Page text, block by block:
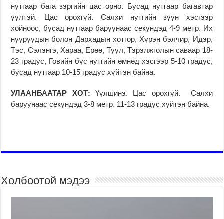
нутгаар бага зэргийн цас орно. Бусад нутгаар багавтар
үүлтэй. Цас орохгүй. Салхи нутгийн зүүн хэсгээр
хойноос, бусад нутгаар баруунаас секундэд 4-9 метр. Их
нууруудын болон Дархадын хотгор, Хүрэн бэлчир, Идэр,
Тэс, Сэлэнгэ, Хараа, Ерөө, Туул, Тэрэлжголын саваар 18-
23 градус, Говийн бүс нутгийн өмнөд хэсгээр 5-10 градус,
бусад нутгаар 10-15 градус хүйтэн байна.
УЛААНБААТАР ХОТ: Үүлшинэ. Цас орохгүй. Салхи
баруунаас секундэд 3-8 метр. 11-13 градус хүйтэн байна.
Холбоотой мэдээ